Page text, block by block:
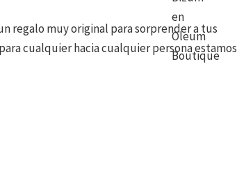
regalo muy original para sorprender a tus
cualquier hacia cualquier persona estamos